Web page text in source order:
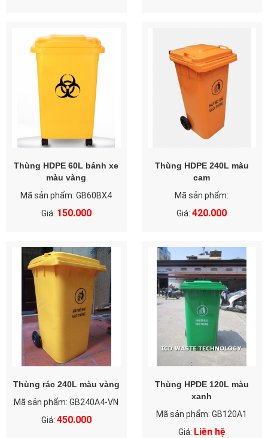
Thùng HDPE 60L bánh xe
màu vàng
Mã sản phẩm: GB60BX4
Giá: 150.000
Thùng HDPE 240L màu
cam
Mã sản phẩm:
Giá:420.000
Thùng rác 240L màu vàng
Mã sản phẩm: GB240A4-VN
Giá: 450.000
Thùng HPDE 120L màu
xanh
Mã sản phẩm: GB120A1
Giá: Liên hệ